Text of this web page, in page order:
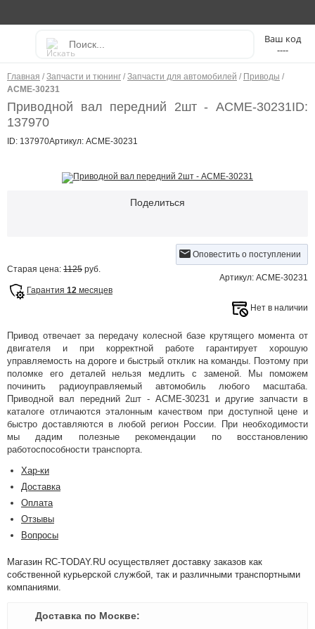
----
Главная / Запчасти и тюнинг / Запчасти для автомобилей / Приводы /
ACME-30231
Приводной вал передний 2шт - ACME-30231ID:
137970
ID: 137970Артикул: ACME-30231
Поделиться
Оповестить о поступлении
Старая цена: 1125 руб.
Артикул: ACME-30231
Гарантия 12 месяцев
Нет в наличии
Привод отвечает за передачу колесной базе крутящего момента от
двигателя и при корректной работе гарантирует хорошую
управляемость на дороге и быстрый отклик на команды. Поэтому при
поломке его деталей нельзя медлить с заменой. Мы поможем
починить радиоуправляемый автомобиль любого масштаба.
Приводной вал передний 2шт - ACME-30231 и другие запчасти в
каталоге отличаются эталонным качеством при доступной цене и
быстро доставляются в любой регион России. При необходимости
мы дадим полезные рекомендации по восстановлению
работоспособности транспорта.
Хар-ки
Доставка
Оплата
Отзывы
Вопросы
Магазин RC-TODAY.RU осуществляет доставку заказов как
собственной курьерской службой, так и различными транспортными
компаниями.
Доставка по Москве: